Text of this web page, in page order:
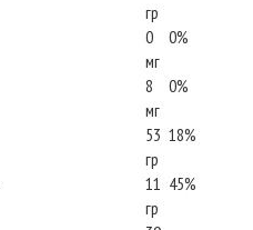
гр
0
мг
0%
8
мг
0%
53
гр
18%
11
гр
45%